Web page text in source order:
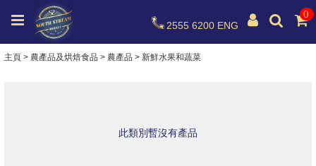
0
2555 6200 ENG
主頁 > 農產品及烘焙食品 > 農產品 > 新鮮水果和蔬菜
此類別暫沒有產品